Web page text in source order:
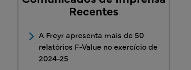
Recentes
A Freyr apresenta mais de 50
relatórios F-Value no exercício de
2024-25